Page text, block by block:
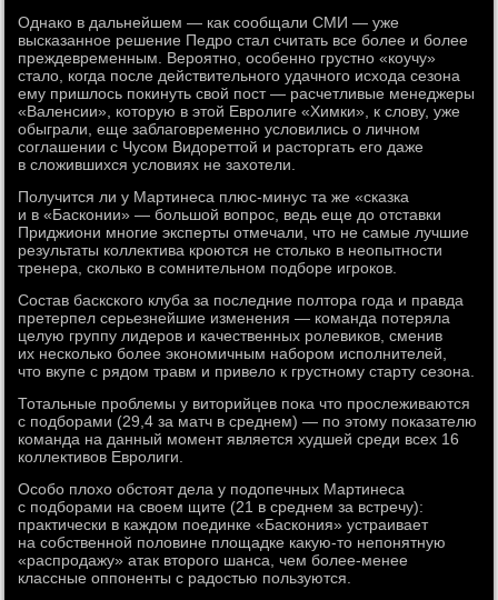
Однако в дальнейшем — как сообщали СМИ — уже
высказанное решение Педро стал считать все более и более
преждевременным. Вероятно, особенно грустно «коучу»
стало, когда после действительного удачного исхода сезона
ему пришлось покинуть свой пост — расчетливые менеджеры
«Валенсии», которую в этой Евролиге «Химки», к слову, уже
обыграли, еще заблаговременно условились о личном
соглашении с Чусом Видореттой и расторгать его даже
в сложившихся условиях не захотели.
Получится ли у Мартинеса плюс-минус та же «сказка
и в «Басконии» — большой вопрос, ведь еще до отставки
Приджиони многие эксперты отмечали, что не самые лучшие
результаты коллектива кроются не столько в неопытности
тренера, сколько в сомнительном подборе игроков.
Состав баскского клуба за последние полтора года и правда
претерпел серьезнейшие изменения — команда потеряла
целую группу лидеров и качественных ролевиков, сменив
их несколько более экономичным набором исполнителей,
что вкупе с рядом травм и привело к грустному старту сезона.
Тотальные проблемы у виторийцев пока что прослеживаются
с подборами (29,4 за матч в среднем) — по этому показателю
команда на данный момент является худшей среди всех 16
коллективов Евролиги.
Особо плохо обстоят дела у подопечных Мартинеса
с подборами на своем щите (21 в среднем за встречу):
практически в каждом поединке «Баскония» устраивает
на собственной половине площадке какую-то непонятную
«распродажу» атак второго шанса, чем более-менее
классные оппоненты с радостью пользуются.